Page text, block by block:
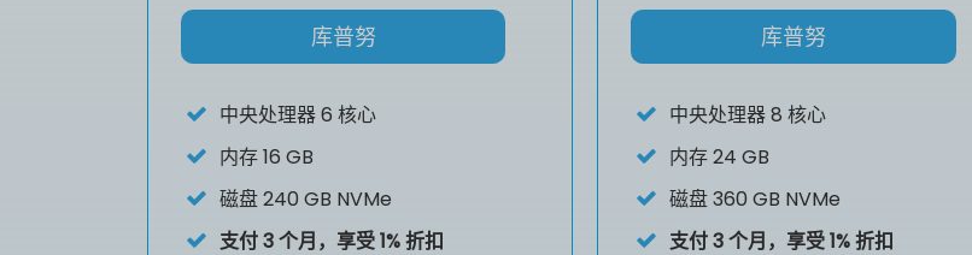
库普努
中央处理器6 核心
内存16 GB
磁盘240 GB NVMe
支付 3 个月，享受 1% 折扣
库普努
中央处理器8 核心
内存24 GB
磁盘360 GB NVMe
支付 3 个月，享受 1% 折扣